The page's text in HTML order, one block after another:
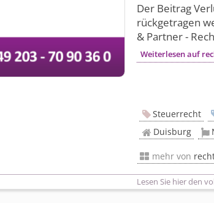
Der Beitrag
rückgetragen
& Partner -
Weiterlesen auf
Lesen Sie hier den
Steuerrecht
Duisburg
mehr von